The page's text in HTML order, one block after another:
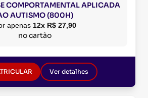
COMPORTAMENTAL APLICADA
AUTISMO (800H)
apenas 12x R$ 27,90
no cartão
Ver detalhes